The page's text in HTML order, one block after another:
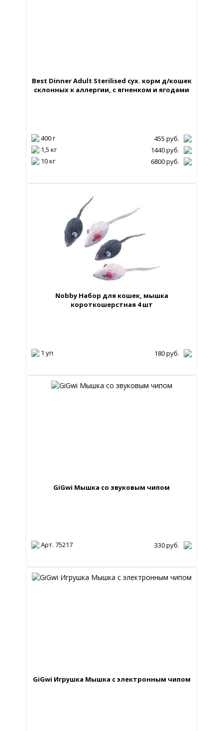
Best Dinner Adult Sterilised сух. корм д/кошек
склонных к аллергии, с ягненком и ягодами
400 г 455 руб.
1,5 кг
1440руб.
10 кг
6800руб.
Nobby Набор для кошек, мышка
короткошерстная 4 шт
1 уп 180руб.
GiGwi Мышка со звуковым чипом
Арт. 75217 330руб.
GiGwi Игрушка Мышка с электронным чипом